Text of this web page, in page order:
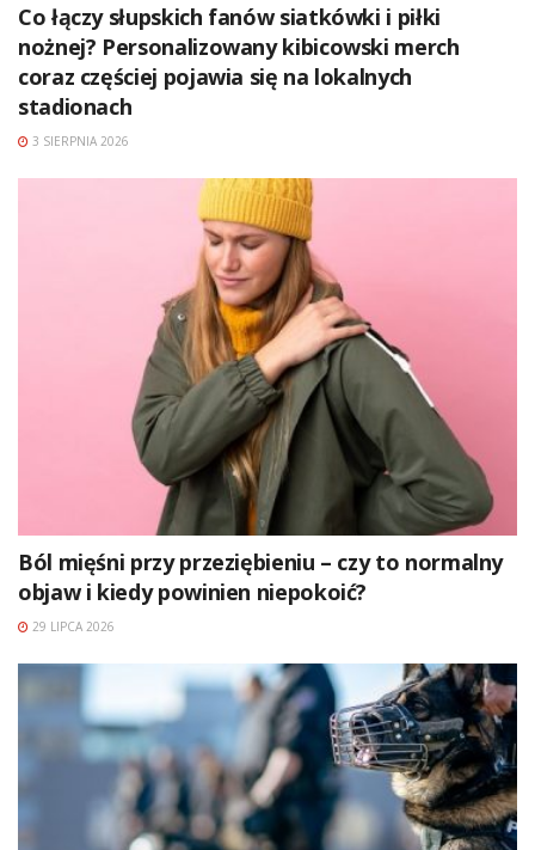
Co łączy słupskich fanów siatkówki i piłki
nożnej? Personalizowany kibicowski merch
coraz częściej pojawia się na lokalnych
stadionach
3 SIERPNIA 2026
Ból mięśni przy przeziębieniu – czy to normalny
objaw i kiedy powinien niepokoić?
29 LIPCA 2026